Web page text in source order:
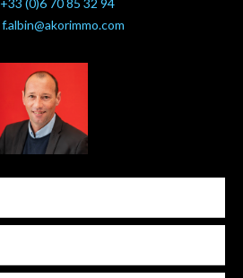
f.albin@akorimmo.com